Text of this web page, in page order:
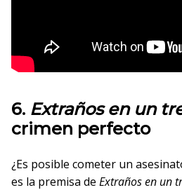
6. Extraños en un
crimen perfecto
¿Es posible cometer un
es la premisa de Extraños en un